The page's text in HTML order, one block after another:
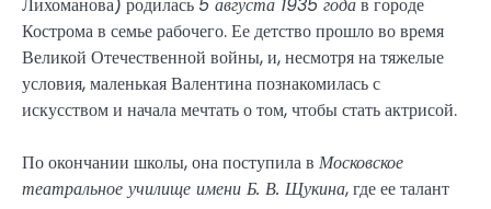
Кострома в семье рабочего. Ее детство прошло во время
Великой Отечественной войны, и, несмотря на тяжелые
условия, маленькая Валентина познакомилась с
искусством и начала мечтать о том, чтобы стать актрисой.
По окончании школы, она поступила в Московское
театральное училище имени Б. В. Щукина, где ее талант